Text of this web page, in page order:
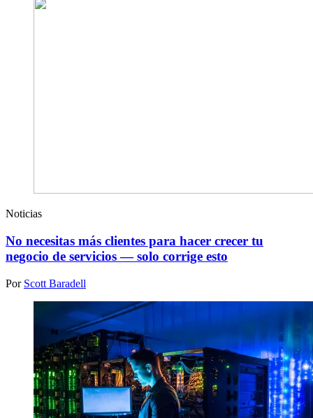
Noticias
No necesitas más clientes para hacer crecer tu
negocio de servicios — solo corrige esto
Por Scott Baradell